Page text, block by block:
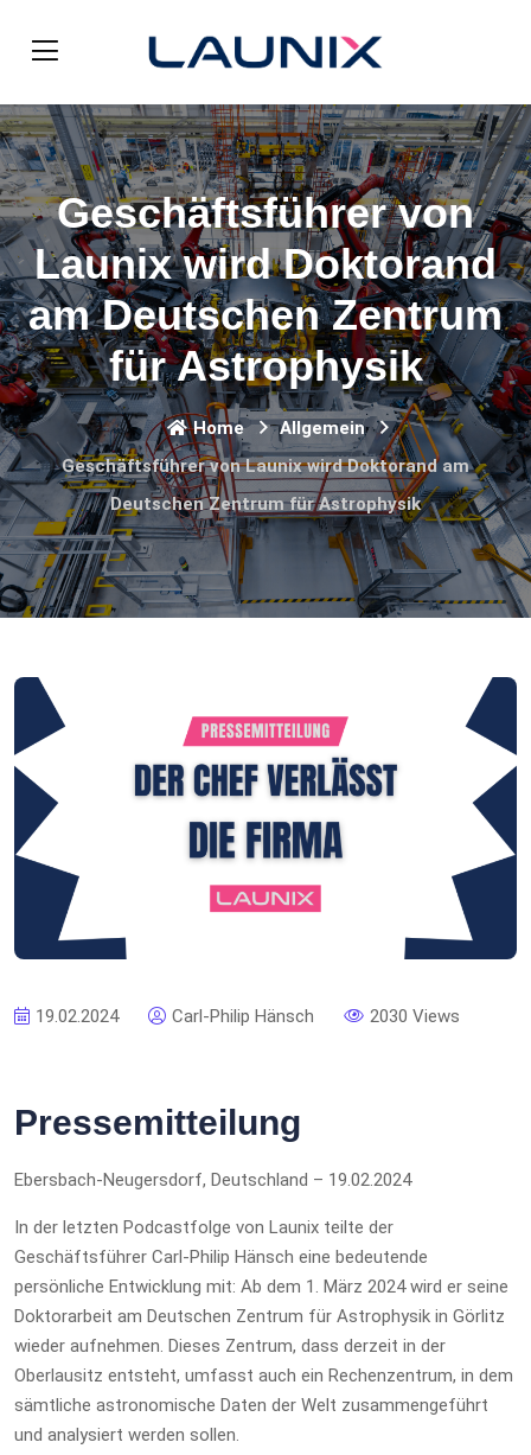
Geschäftsführer von
Launix wird Doktorand
am Deutschen Zentrum
für Astrophysik
Home
Allgemein
Geschäftsführer von Launix wird Doktorand am
Deutschen Zentrum für Astrophysik
19.02.2024 Carl-Philip Hänsch 2030 Views
Pressemitteilung
Ebersbach-Neugersdorf, Deutschland – 19.02.2024
In der letzten Podcastfolge von Launix teilte der
Geschäftsführer Carl-Philip Hänsch eine bedeutende
persönliche Entwicklung mit: Ab dem 1. März 2024 wird er seine
Doktorarbeit am Deutschen Zentrum für Astrophysik in Görlitz
wieder aufnehmen. Dieses Zentrum, dass derzeit in der
Oberlausitz entsteht, umfasst auch ein Rechenzentrum, in dem
sämtliche astronomische Daten der Welt zusammengeführt
und analysiert werden sollen.